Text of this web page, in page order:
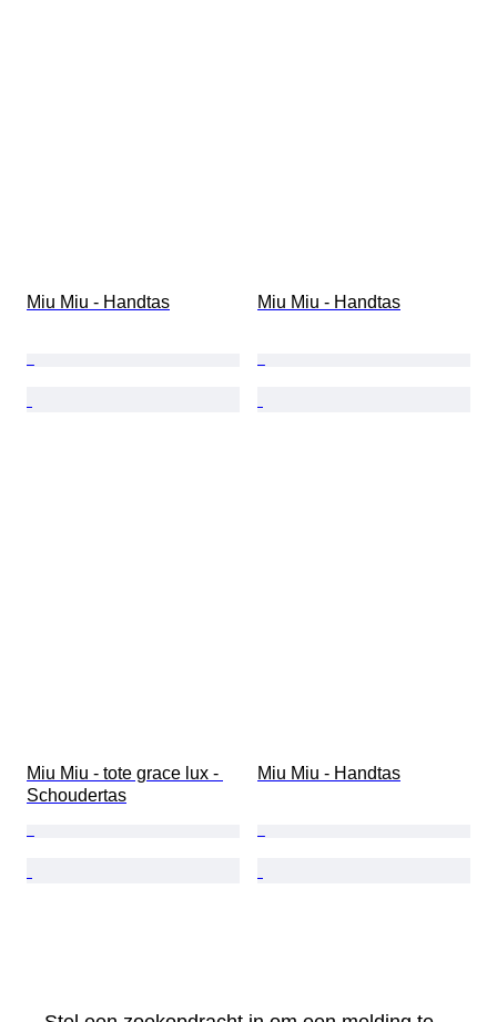
Miu Miu - Handtas Miu Miu - Handtas
Miu Miu - tote grace lux -
Schoudertas
Miu Miu - Handtas